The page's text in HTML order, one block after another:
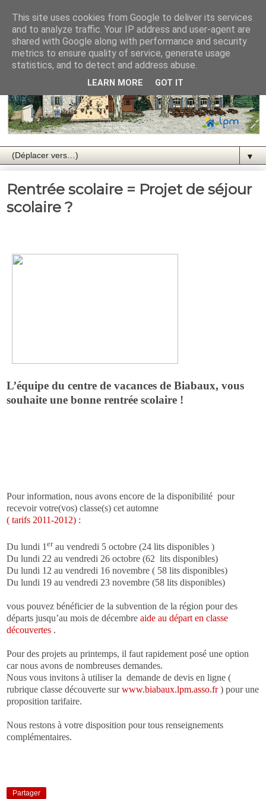
▼
Rentrée scolaire = Projet de séjour
scolaire ?
L’équipe du centre de vacances de Biabaux, vous
souhaite une bonne rentrée scolaire !
Pour information, nous avons encore de la disponibilité pour
recevoir votre(vos) classe(s) cet automne
( tarifs 2011-2012) :
Du lundi 1 erau vendredi 5 octobre (24 lits disponibles )
Du lundi 22 au vendredi 26 octobre (62 lits disponibles)
Du lundi 12 au vendredi 16 novembre ( 58 lits disponibles)
Du lundi 19 au vendredi 23 novembre (58 lits disponibles)
vous pouvez bénéficier de la subvention de la région pour des
départs jusqu’au mois de décembre aide au départ en classe
découvertes .
Pour des projets au printemps, il faut rapidement posé une option
car nous avons de nombreuses demandes.
Nous vous invitons à utiliser la demande de devis en ligne (
rubrique classe découverte surwww.biabaux.lpm.asso.fr) pour une
proposition tarifaire.
Nous restons à votre disposition pour tous renseignements
complémentaires.
Partager
This site uses cookies from Google to deliver its services
and to analyze traffic. Your IP address and user-agent are
shared with Google along with performance and security
metrics to ensure quality of service, generate usage
statistics, and to detect and address abuse.
LEARN MORE GOT IT